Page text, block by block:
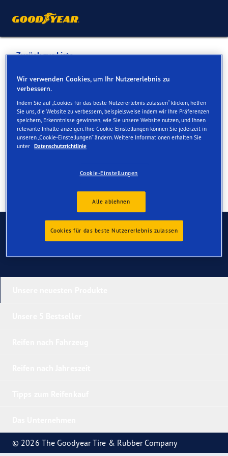
Zurück zur Liste
NEFF AG flawil automobile
Dienste online und vor Ort verfügbar
Kontakt Serviceleistungen
Kontaktieren Sie uns
© 2026 The Goodyear Tire & Rubber Company
Wir verwenden Cookies, um Ihr Nutzererlebnis zu
verbessern.
Indem Sie auf „Cookies für das beste Nutzererlebnis zulassen“ klicken, helfen
Sie uns, die Website zu verbessern, beispielsweise indem wir Ihre Präferenzen
speichern, Erkenntnisse gewinnen, wie Sie unsere Website nutzen, und Ihnen
relevante Inhalte anzeigen. Ihre Cookie-Einstellungen können Sie jederzeit in
unseren „Cookie-Einstellungen“ ändern. Weitere Informationen erhalten Sie
unter Datenschutzrichtlinie
Cookie-Einstellungen
Alle ablehnen
Cookies für das beste Nutzererlebnis zulassen